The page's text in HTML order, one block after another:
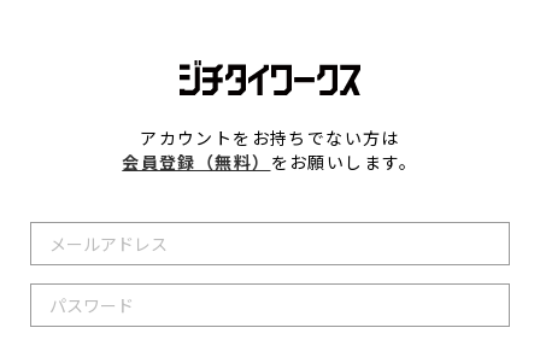
アカウントをお持ちでない方は
会員登録（無料） をお願いします。